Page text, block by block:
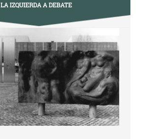
LA IZQUIERDA A DEBATE